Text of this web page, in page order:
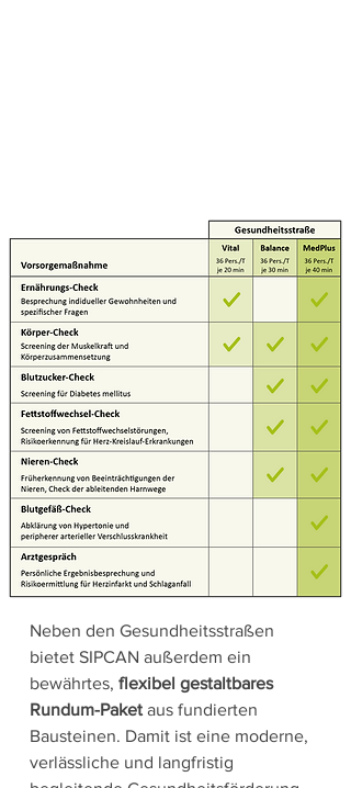
Neben den Gesundheitsstraßen
bietet SIPCAN außerdem ein
bewährtes, flexibel gestaltbares
Rundum-Paket aus fundierten
Bausteinen. Damit ist eine moderne,
verlässliche und langfristig